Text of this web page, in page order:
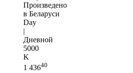
Произведено
в Беларуси
Day
|
Дневной
5000
K
1 43640